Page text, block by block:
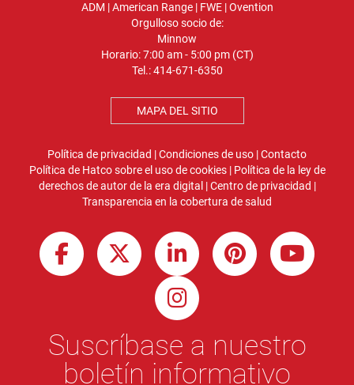
ADM |American Range| FWE|Ovention
Orgulloso socio de:
Minnow
Horario: 7:00 am - 5:00 pm (CT)
Tel.:414-671-6350
MAPA DEL SITIO
Política de privacidad |Condiciones de uso |Contacto
Política de Hatco sobre el uso de cookies| Política de la ley de
derechos de autor de la era digital |Centro de privacidad |
Transparencia en la cobertura de salud
Suscríbase a nuestro
boletín informativo